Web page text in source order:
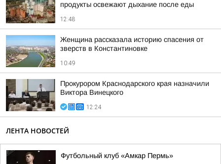
продукты освежают дыхание после еды
12:48
Женщина рассказала историю спасения от
зверств в Константиновке
10:49
Прокурором Краснодарского края назначили
Виктора Винецкого
12:24
ЛЕНТА НОВОСТЕЙ
Футбольный клуб «Амкар Пермь»